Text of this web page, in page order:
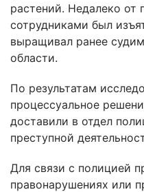
растений. Недалеко от
сотрудниками был
выращивал ранее
области.
По результатам
процессуальное
доставили в отдел
преступной
Для связи с полицией
правонарушениях или